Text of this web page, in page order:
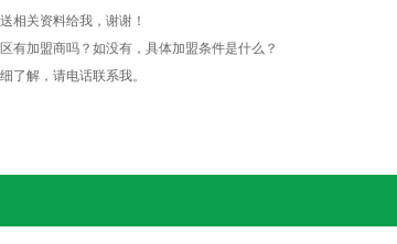
相关资料给我，谢谢！
有加盟商吗？如没有，具体加盟条件是什么？
了解，请电话联系我。